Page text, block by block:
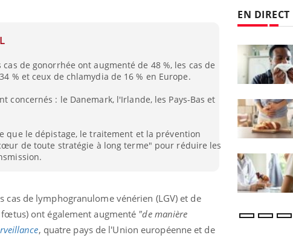
cas de gonorrhée ont augmenté de 48 %, les cas de
% et ceux de chlamydia de 16 % en Europe.
concernés : le Danemark, l'Irlande, les Pays-Bas et
que le dépistage, le traitement et la prévention
de toute stratégie à long terme" pour réduire les
cas de lymphogranulome vénérien (LGV) et de
ont également augmenté "de manière
, quatre pays de l'Union européenne et de
EN DIRECT
: ce que
ce